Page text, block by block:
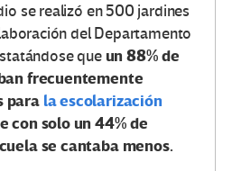
se realizó en 500 jardines
del Departamento
que un 88% de
frecuentemente
para la escolarización
con solo un 44% de
se cantaba menos.